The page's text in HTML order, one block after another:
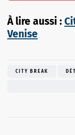
À lire aussi :
Venise
CITY BREAK